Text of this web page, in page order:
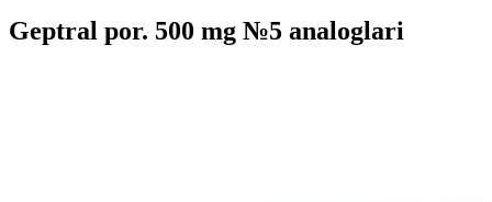
Geptral por. 500 mg №5 analoglari